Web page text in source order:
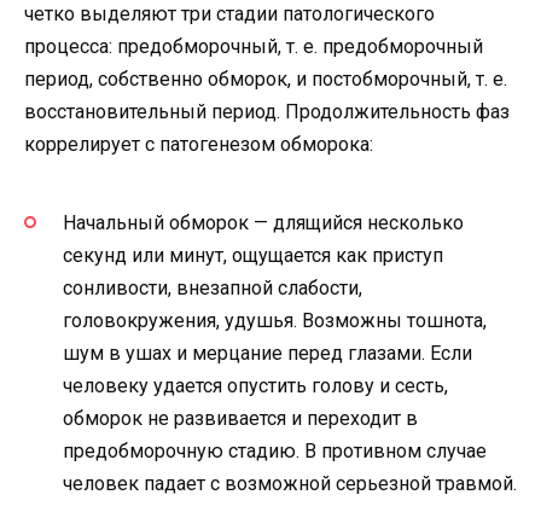
четко выделяют три стадии патологического
процесса: предобморочный, т. е. предобморочный
период, собственно обморок, и постобморочный, т. е.
восстановительный период. Продолжительность фаз
коррелирует с патогенезом обморока:
Начальный обморок — длящийся несколько
секунд или минут, ощущается как приступ
сонливости, внезапной слабости,
головокружения, удушья. Возможны тошнота,
шум в ушах и мерцание перед глазами. Если
человеку удается опустить голову и сесть,
обморок не развивается и переходит в
предобморочную стадию. В противном случае
человек падает с возможной серьезной травмой.